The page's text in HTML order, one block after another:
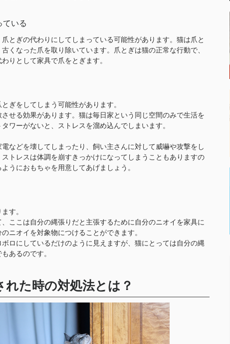
ている
とぎの代わりにしてしまっている可能性があります。猫は爪と
くなった爪を取り除いています。爪とぎは猫の正常な行動で、
りとして家具で爪をとぎます。
ぎをしてしまう可能性があります。
せる効果があります。猫は毎日家という同じ空間のみで生活を
ワーがないと、ストレスを溜め込んでしまいます。
などを壊してしまったり、飼い主さんに対して威嚇や攻撃をし
トレスは体調を崩すきっかけになってしまうこともありますの
うにおもちゃを用意してあげましょう。
す。
ここは自分の縄張りだと主張するために自分のニオイを家具に
ニオイを対象物につけることができます。
ロにしているだけのように見えますが、猫にとっては自分の縄
あるのです。
た時の対処法とは？